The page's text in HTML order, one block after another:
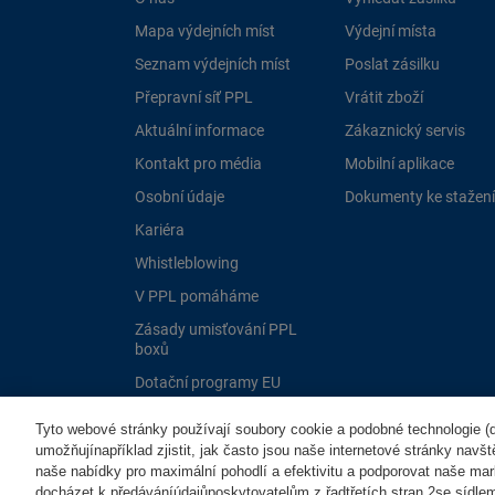
Mapa výdejních míst
Seznam výdejních míst
Přepravní síť PPL
Aktuální informace
Kontakt pro média
Osobní údaje
Kariéra
Whistleblowing
V PPL pomáháme
Zásady umisťování PPL
boxů
Dotační programy EU
Výdejní místa
Poslat zásilku
Vrátit zboží
Zákaznický servis
Mobilní aplikace
Dokumenty ke stažení
Tyto webové stránky používají soubory cookie a podobné technologie
umožňujínapříklad zjistit, jak často jsou naše internetové stránky
naše nabídky pro maximální pohodlí a efektivitu a podporovat naše